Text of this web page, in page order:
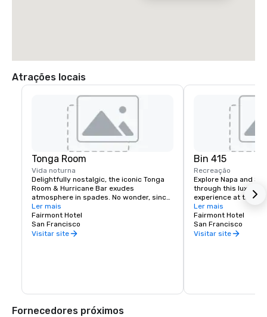
Atrações locais
Tonga Room
Vida noturna
Delightfully nostalgic, the iconic Tonga
Room & Hurricane Bar exudes
atmosphere in spades. No wonder, since
it was a Hollywood set designer who
created the themed look and feel.
Guests gather around a large central
“lagoon,” once the hotel’s indoor
Ler mais
Fairmont Hotel
San Francisco
Visitar site
Bin 415
Recreação
Explore Napa and
through this luxury
experience at the
Experienced
your tastes,
your journey to
bespoke experience
Ler mais
Fairmont Hotel
San Francisco
Visitar site
Fornecedores próximos